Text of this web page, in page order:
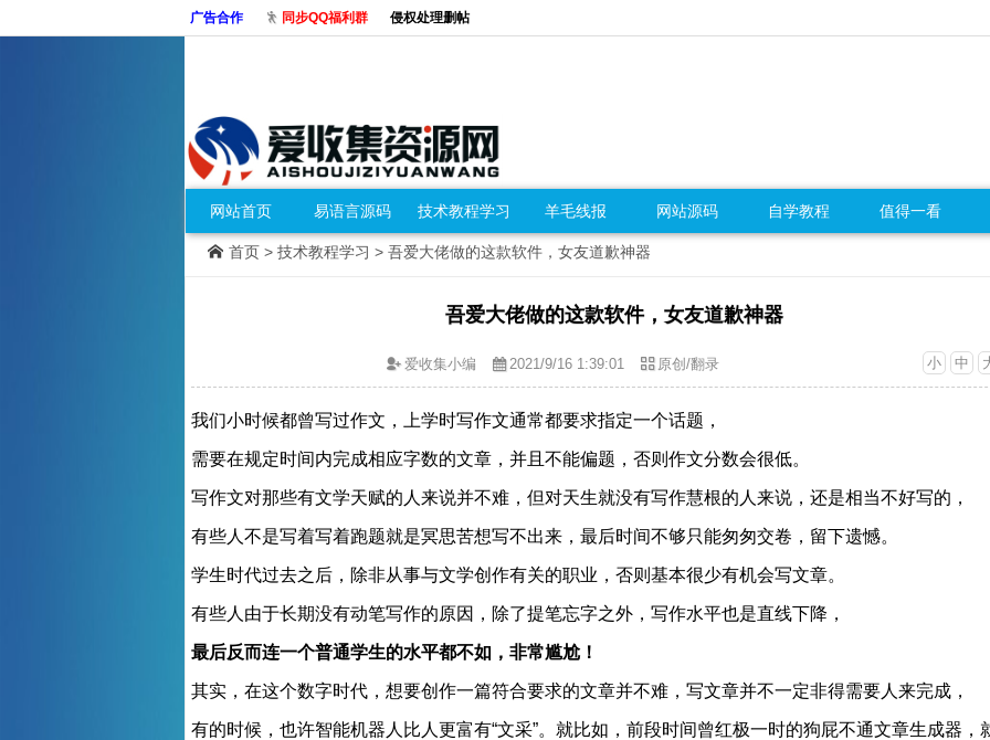
广告合作 同步QQ福利群 侵权处理删帖
网站首页 易语言源码 技术教程学习 羊毛线报 网站源码 自学教程 值得一看
首页 > 技术教程学习 > 吾爱大佬做的这款软件，女友道歉神器
吾爱大佬做的这款软件，女友道歉神器
小 中
爱收集小编 2021/9/16 1:39:01 原创/翻录
我们小时候都曾写过作文，上学时写作文通常都要求指定一个话题，
需要在规定时间内完成相应字数的文章，并且不能偏题， 否则作文分数会很低。
写作文对那些有文学天赋的人来说并不难，但对天生就没有写作慧根的人来说，还是相当不好写的，
有些人不是写着写着跑题就是冥思苦想写不出来，最后时间不够只能匆匆交卷，留下遗憾。
学生时代过去之后，除非从事与文学创作有关的职业，否则基本很少有机会写文章。
有些人由于长期没有动笔写作的原因，除了提笔忘字之外，写作水平也是直线下降，
最后反而连一个普通学生的水平都不如，非常尴尬！
其实，在这个数字时代，想要创作一篇符合要求的文章并不难，写文章并不一定非得需要人来完成，
有的时候，也许智能机器人比人更富有“文采”。就比如， 前段时间曾红极一时的狗屁不通文章生成器，